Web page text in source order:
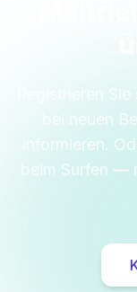
Registrieren
bei neuen
informieren.
beim Surfen —